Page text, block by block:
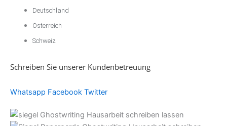
Deutschland
Österreich
Schweiz
Schreiben Sie unserer Kundenbetreuung
Whatsapp Facebook Twitter